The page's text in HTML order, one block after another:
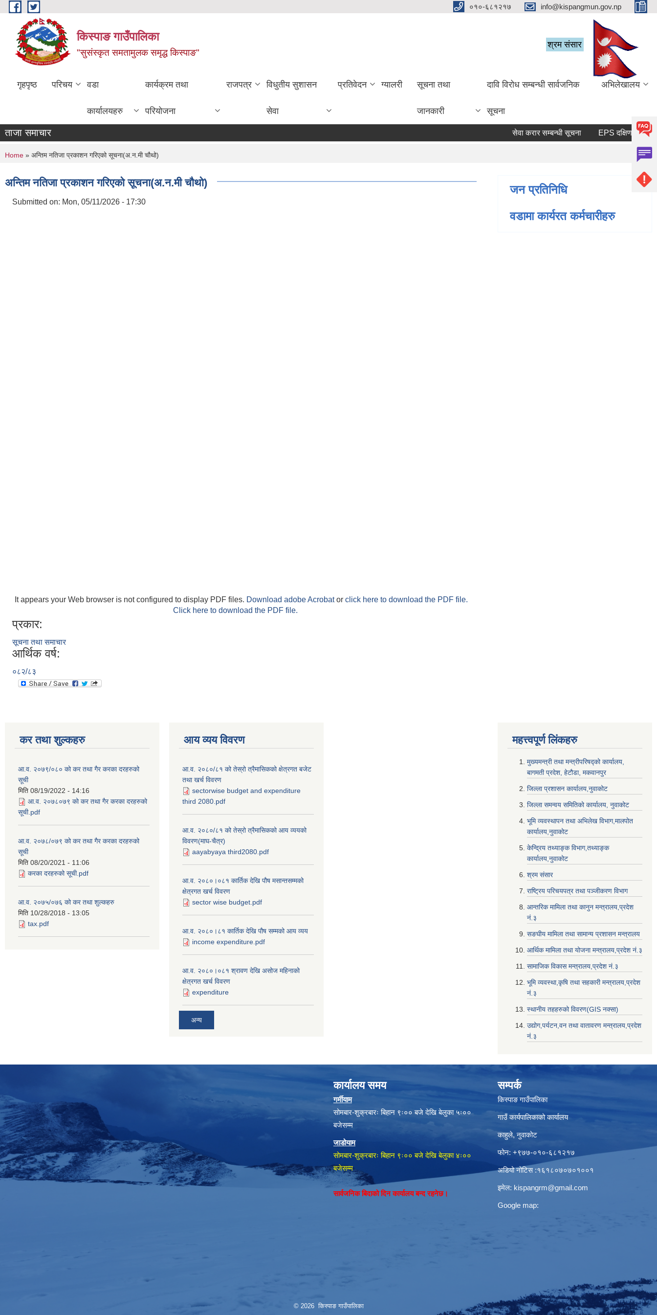
Skip to main content ०१०-६८१२१७ info@kispangmun.gov.np
किस्पाङ गाउँपालिका
"सुसंस्कृत समतामुलक समृद्ध किस्पाङ"
श्रम संसार
गृहपृष्ठ परिचय वडा
कार्यालयहरु
कार्यक्रम तथा
परियोजना
राजपत्र विधुतीय सुशासन
सेवा
प्रतिवेदन ग्यालरी सूचना तथा
जानकारी
दावि विरोध सम्बन्धी सार्वजनिक
सूचना
अभिलेखालय
ताजा समाचार सेवा करार सम्बन्धी सूचना
You are here
Home » अन्तिम नतिजा प्रकाशन गरिएको सूचना(अ.न.मी चौथो)
अन्तिम नतिजा प्रकाशन गरिएको सूचना(अ.न.मी चौथो)
Submitted on: Mon, 05/11/2026 - 17:30
It appears your Web browser is not configured to display PDF files. Download adobe Acrobator click here to download the PDF file.
Click here to download the PDF file.
प्रकार:
सूचना तथा समाचार
आर्थिक वर्ष:
०८२/८३
जन प्रतिनिधि
वडामा कार्यरत कर्मचारीहरु
कर तथा शुल्कहरु
आ.व. २०७९/०८० को कर तथा गैर करका दरहरुको
सूची
मिति 08/19/2022 - 14:16
आ.व. २०७८०७९ को कर तथा गैर करका दरहरुको
सूची.pdf
आ.व. २०७८/०७९ को कर तथा गैर करका दरहरुको
सूची
मिति 08/20/2021 - 11:06
करका दरहरुको सूची.pdf
आ.व. २०७५/०७६ को कर तथा शुल्कहरु
मिति 10/28/2018 - 13:05
tax.pdf
आय व्यय विवरण
आ.व. २०८०/८१ को तेस्रो त्रैमासिकको क्षेत्रगत बजेट
तथा खर्च विवरण
sectorwise budget and expenditure
third 2080.pdf
आ.व. २०८०/८१ को तेस्रो त्रैमासिकको आय व्ययको
विवरण(माघ-चैत्र)
aayabyaya third2080.pdf
आ.व. २०८०।०८१ कार्तिक देखि पौष मसान्तसम्मको
क्षेत्रगत खर्च विवरण
sector wise budget.pdf
आ.व. २०८०।८१ कार्तिक देखि पौष सम्मको आय व्यय
income expenditure.pdf
आ.व. २०८०।०८१ श्रावण देखि असोज महिनाको
क्षेत्रगत खर्च विवरण
expenditure
अन्य
महत्त्वपूर्ण लि‌ंकहरु
मुख्यमन्त्री तथा मन्त्रीपरिषद्को कार्यालय,
बागमती प्रदेश, हेटौडा, मकवानपुर
जिल्ला प्रशासन कार्यालय,नुवाकोट
जिल्ला समन्वय समितिको कार्यालय, नुवाकोट
भूमि व्यवस्थापन तथा अभिलेख विभाग,मालपोत
कार्यालय,नुवाकोट
केन्द्रिय तथ्याङ्क विभाग,तथ्याङ्क
कार्यालय,नुवाकोट
श्रम संसार
राष्ट्रिय परिचयपत्र तथा पञ्जीकरण विभाग
आन्तरिक मामिला तथा कानुन मन्त्रालय,प्रदेश
नं‌‍‌‍.३
सङघीय मामिला तथा सामान्य प्रशासन मन्त्रालय
आर्थिक मामिला तथा योजना मन्त्रालय,प्रदेश नं‌‍‌‍.३
सामाजिक विकास मन्त्रालय,प्रदेश नं‌‍‌‍.३
भूमि व्यवस्था,कृषि तथा सहकारी मन्त्रालय,प्रदेश
नं‌‍‌‍.३
स्थानीय तहहरुको विवरण(GIS नक्सा)
उद्योग,पर्यटन,वन तथा वातावरण मन्त्रालय,प्रदेश
नं‌‍‌‍.३
कार्यालय समय
गर्मीयाम
सोमबार-शुक्रबारः बिहान ९ः०० बजे देखि बेलुका ५ः००
बजेसम्म
जाडोयाम
सोमबार-शुक्रबारः बिहान ९ः०० बजे देखि बेलुका ४ः००
बजेसम्म
सार्वजनिक बिदाको दिन कार्यालय बन्द रहनेछ।
सम्पर्क
किस्पाङ गाउँपालिका
गाउँ कार्यपालिकाको कार्यालय
काहुले‍‍, नुवाकोट
फोन: ‌+९७७-०१०-६८१२१७
अडियो नोटिस ‌‍:१६१८०७०७०१००१
इमेल: kispangrm@gmail.com
Google map:
© 2026 किस्पाङ गाउँपालिका